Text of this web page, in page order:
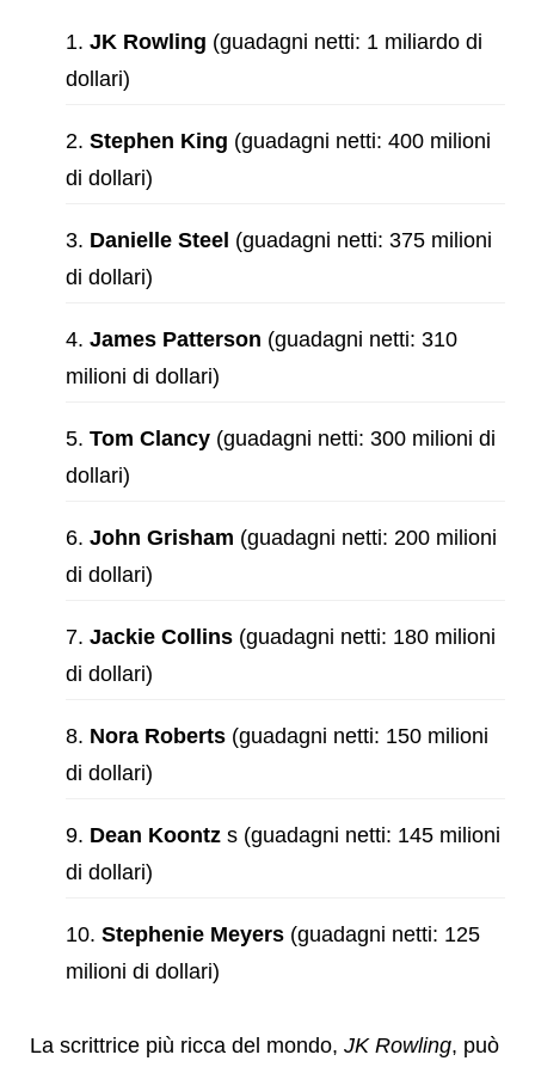
JK Rowling (guadagni netti: 1 miliardo di
dollari)
Stephen King (guadagni netti: 400 milioni
di dollari)
Danielle Steel (guadagni netti: 375 milioni
di dollari)
James Patterson (guadagni netti: 310
milioni di dollari)
Tom Clancy (guadagni netti: 300 milioni di
dollari)
John Grisham (guadagni netti: 200 milioni
di dollari)
Jackie Collins (guadagni netti: 180 milioni
di dollari)
Nora Roberts (guadagni netti: 150 milioni
di dollari)
Dean Koontz s (guadagni netti: 145 milioni
di dollari)
Stephenie Meyers (guadagni netti: 125
milioni di dollari)
La scrittrice più ricca del mondo, JK Rowling, può